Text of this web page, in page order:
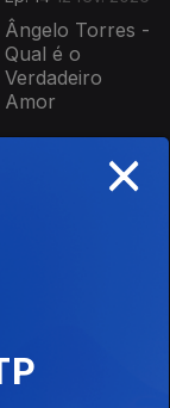
Ângelo Torres -
Qual é o
Verdadeiro
Amor
×